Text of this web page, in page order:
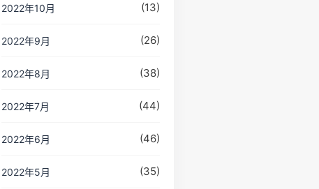
2022年10月 (13)
2022年9月 (26)
2022年8月 (38)
2022年7月 (44)
2022年6月 (46)
2022年5月 (35)